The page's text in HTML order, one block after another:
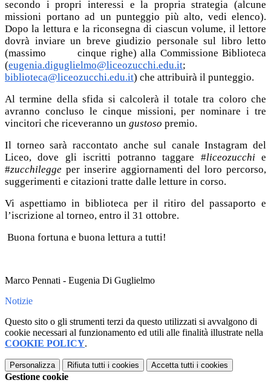
secondo i propri interessi e la propria strategia (alcune
missioni portano ad un punteggio più alto, vedi elenco).
Dopo la lettura e la riconsegna di ciascun volume, il lettore
dovrà inviare un breve giudizio personale sul libro letto
(massimo
cinque righe) alla Commissione Biblioteca
(eugenia.diguglielmo@liceozucchi.edu.it;
biblioteca@liceozucchi.edu.it) che attribuirà il punteggio.
Al termine della sfida si calcolerà il totale tra coloro che
avranno concluso le cinque missioni, per nominare i tre
vincitori che riceveranno un gustoso premio.
Il torneo sarà raccontato anche sul canale Instagram del
Liceo, dove gli iscritti potranno taggare #liceozucchi e
#zucchilegge per inserire aggiornamenti del loro percorso,
suggerimenti e citazioni tratte dalle letture in corso.
Vi aspettiamo in biblioteca per il ritiro del passaporto e
l’iscrizione al torneo, entro il 31 ottobre.
Buona fortuna e buona lettura a tutti!
Marco Pennati - Eugenia Di Guglielmo
Notizie
Questo sito o gli strumenti terzi da questo utilizzati si avvalgono di
cookie necessari al funzionamento ed utili alle finalità illustrate nella
COOKIE POLICY.
Personalizza Rifiuta tutti i cookies Accetta tutti i cookies
Gestione cookie